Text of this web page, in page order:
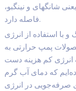
یعنی شانگهای و نینگبو،
فاصله دارد.
با استفاده از انرژی
پمپ حرارتی به
انرژی کم هزینه دست
که دمای آب گرم
برای صرفه‌جویی در انرژی